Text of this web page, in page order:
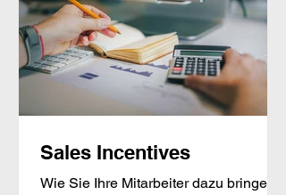
Sales Incentives
Wie Sie Ihre Mitarbeiter dazu bringen,